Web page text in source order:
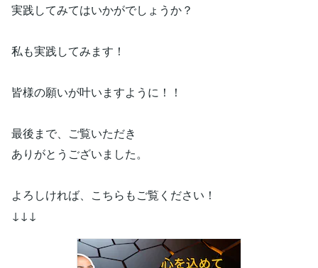
実践してみてはいかがでしょうか？
私も実践してみます！
皆様の願いが叶いますように！！
最後まで、ご覧いただき
ありがとうございました。
よろしければ、こちらもご覧ください！
↓↓↓